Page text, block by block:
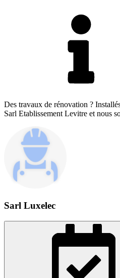
Des travaux de rénovation ?
Sarl Etablissement Levitre et nous
Sarl Luxelec